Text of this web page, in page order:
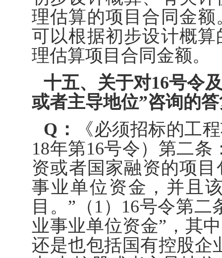
理估算的项目合同金
可以根据初步设计概
理估算项目合同金额。
十五、关于对16号令
或者主导地位”咨询的
Q：
《必须招标的工
18年第16号令）第二
资或者国家融资的项
事业单位资金，并且
目。”（1）16号令第
业事业单位资金”，其
还是也包括国有控股企